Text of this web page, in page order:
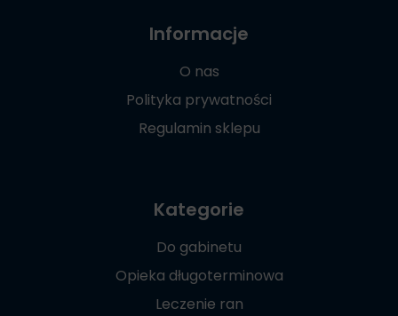
Informacje
O nas
Polityka prywatności
Regulamin sklepu
Kategorie
Do gabinetu
Opieka długoterminowa
Leczenie ran